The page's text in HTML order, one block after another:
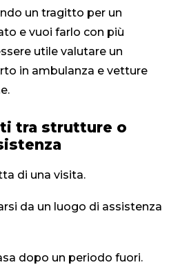
un tragitto per un
e vuoi farlo con più
utile valutare un
in ambulanza e vetture
.
tra strutture o
di una visita.
da un luogo di assistenza
dopo un periodo fuori.